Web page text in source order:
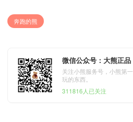
奔跑的熊
微信公众号：大熊正品
关注小熊服务号，小熊第
玩的东西。
311816人已关注